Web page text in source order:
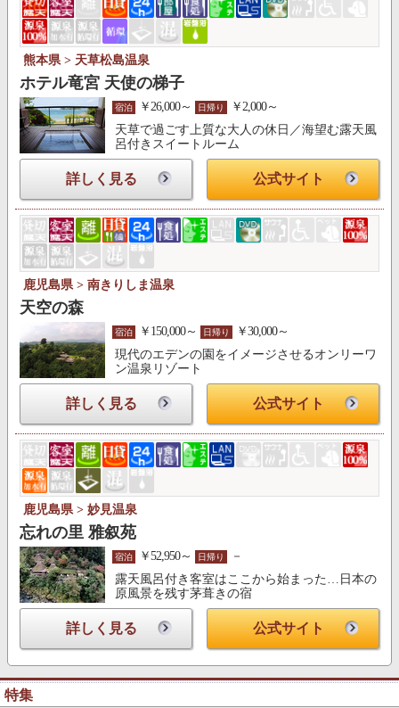
熊本県 > 天草松島温泉
ホテル竜宮 天使の梯子
宿泊 ￥26,000～ 日帰り
￥2,000～
天草で過ごす上質な大人の休日／海望む露天風
呂付きスイートルーム
詳しく見る 公式サイト
鹿児島県 > 南きりしま温泉
天空の森
宿泊 ￥150,000～ 日帰り
￥30,000～
現代のエデンの園をイメージさせるオンリーワ
ン温泉リゾート
詳しく見る 公式サイト
鹿児島県 > 妙見温泉
忘れの里 雅叙苑
宿泊 ￥52,950～ 日帰り
－
露天風呂付き客室はここから始まった…日本の
原風景を残す茅葺きの宿
詳しく見る 公式サイト
特集